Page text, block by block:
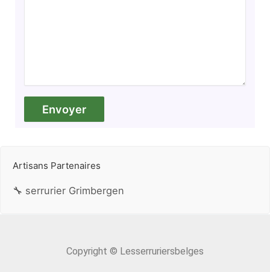
Artisans Partenaires
🔧 serrurier Grimbergen
Copyright © Lesserruriersbelges